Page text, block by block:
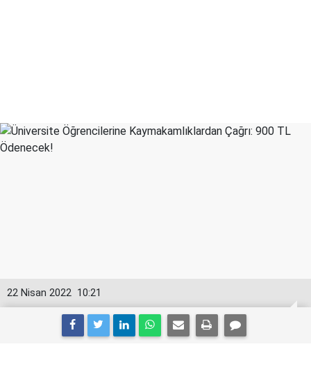
10:21
22 Nisan 2022